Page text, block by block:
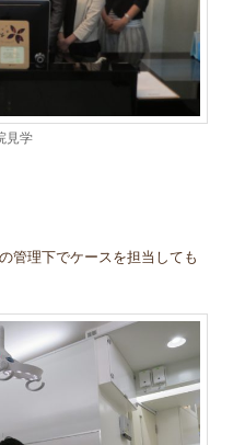
見学
管理下でケースを担当しても